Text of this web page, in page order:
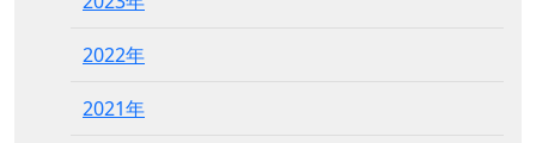
2022年
2021年